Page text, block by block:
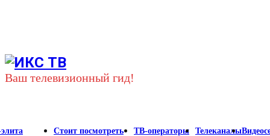
Ваш телевизионный гид!
Стоит посмотреть ТВ-операторы Телеканалы